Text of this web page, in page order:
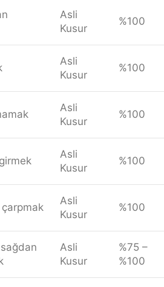
Asli
Kusur
%100
Asli
Kusur
%100
Asli
Kusur
%100
Asli
Kusur
%100
Asli
Kusur
%100
Asli
Kusur
%75 –
%100